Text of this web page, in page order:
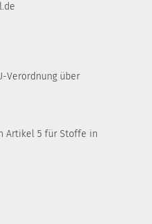
Verordnung über
Artikel 5 für Stoffe in